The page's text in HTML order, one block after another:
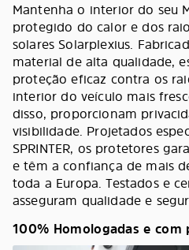
Mantenha o interior do seu
protegido do calor e dos
solares Solarplexius.
material de alta qualidade,
proteção eficaz contra os
interior do veículo mais
disso, proporcionam
visibilidade. Projetados
SPRINTER, os protetores
e têm a confiança de mais
toda a Europa. Testados e
asseguram qualidade e
100% Homologadas e com